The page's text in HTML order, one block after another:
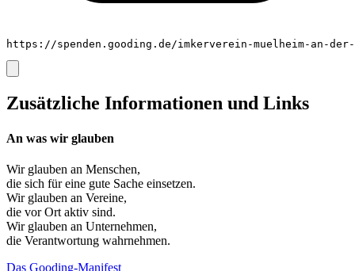
https://spenden.gooding.de/imkerverein-muelheim-an-
Zusätzliche Informationen und Links
An was wir glauben
Wir glauben an Menschen,
die sich für eine gute Sache einsetzen.
Wir glauben an Vereine,
die vor Ort aktiv sind.
Wir glauben an Unternehmen,
die Verantwortung wahrnehmen.
Das Gooding-Manifest